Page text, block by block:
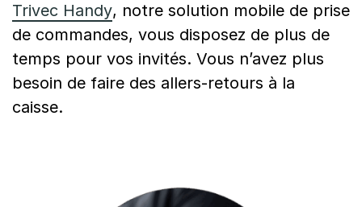
Trivec Handy, notre solution mobile de prise
de commandes, vous disposez de plus de
temps pour vos invités. Vous n’avez plus
besoin de faire des allers-retours à la
caisse.